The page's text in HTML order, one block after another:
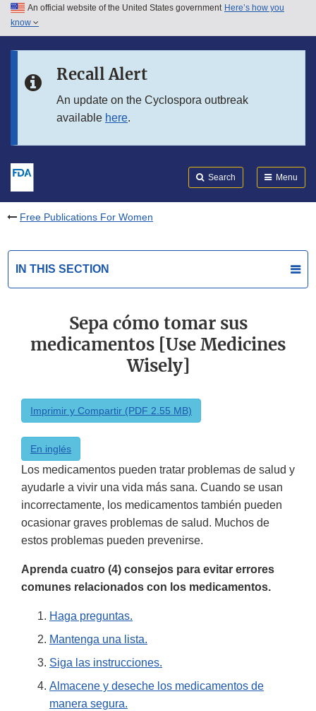
Skip to main content
Skip to in this section menu
An official website of the United States government Here’s how you
know
Recall Alert
An update on the Cyclospora outbreak
available here.
Search Menu
Free Publications For Women
IN THIS SECTION
Sepa cómo tomar sus
medicamentos [Use Medicines
Wisely]
Imprimir y Compartir (PDF 2.55 MB)
En inglés
Los medicamentos pueden tratar problemas de salud y
ayudarle a vivir una vida más sana. Cuando se usan
incorrectamente, los medicamentos también pueden
ocasionar graves problemas de salud. Muchos de
estos problemas pueden prevenirse.
Aprenda cuatro (4) consejos para evitar errores
comunes relacionados con los medicamentos.
Haga preguntas.
Mantenga una lista.
Siga las instrucciones.
Almacene y deseche los medicamentos de
manera segura.